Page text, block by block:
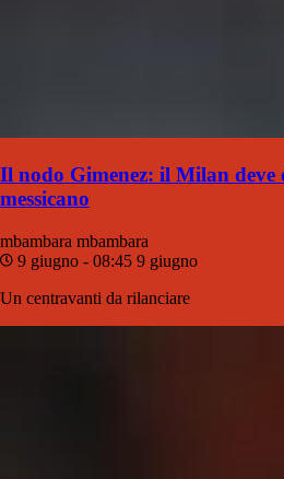
Il nodo Gimenez: il Milan deve
messicano
mbambara mbambara
9 giugno - 08:45 9 giugno
Un centravanti da rilanciare